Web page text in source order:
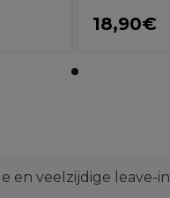
18,90€
en veelzijdige leave-in